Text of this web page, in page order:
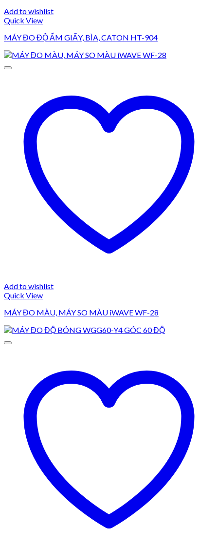
Add to wishlist
Quick View
MÁY ĐO ĐỘ ẨM GIẤY, BÌA, CATON HT-904
Add to wishlist
Quick View
MÁY ĐO MÀU, MÁY SO MÀU iWAVE WF-28